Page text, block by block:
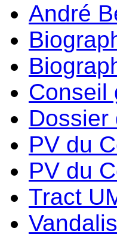
André
Conseil
Dossier
PV du
PV du
Tract